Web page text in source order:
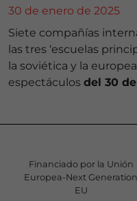
30 de enero de 2025
Siete compañías
las tres ‘escuelas
la soviética y la
espectáculos del 30
Financiado por la Unión
Europea-Next Generation
EU